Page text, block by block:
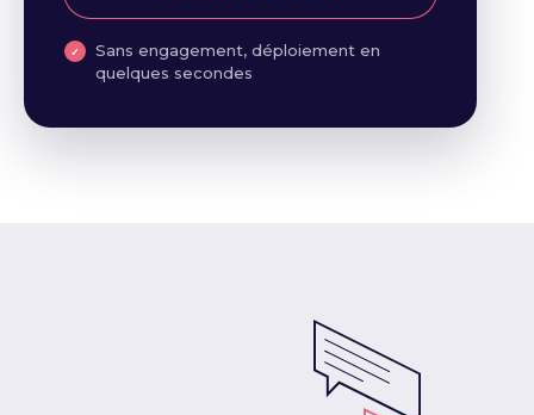
Sans engagement, déploiement en
quelques secondes